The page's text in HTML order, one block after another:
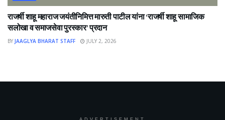
राजर्षी शाहू महाराज जयंतीनिमित्त मारुती पाटील यांना ‘राजर्षी शाहू सामाजिक
सलोखा व समाजसेवा पुरस्कार’ प्रदान
BY JAAGLYA BHARAT STAFF JULY 2, 2026